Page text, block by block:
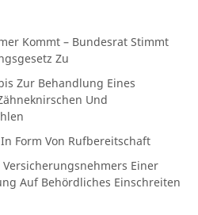
Kommt – Bundesrat Stimmt
Zu
Zur Behandlung Eines
Und
Form Von Rufbereitschaft
Einer
Auf Behördliches Einschreiten